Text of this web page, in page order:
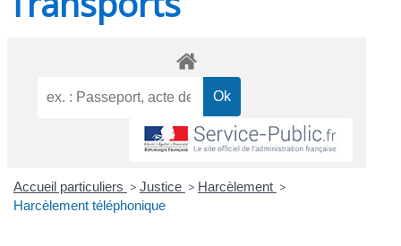
Accueil particuliers > Justice > Harcèlement >
Harcèlement téléphonique